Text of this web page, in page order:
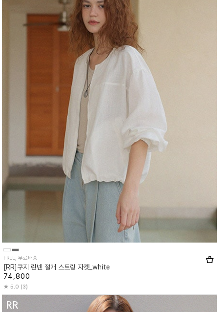
FREE, 무료배송
[RR]쿠지 린넨 절개 스트링 자켓_white
74,800
5.0 (3)